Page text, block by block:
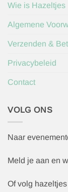
Wie is Hazeltjes
Algemene
Verzenden &
Privacybeleid
Contact
VOLG ONS
Naar
Meld je aan en
Of volg